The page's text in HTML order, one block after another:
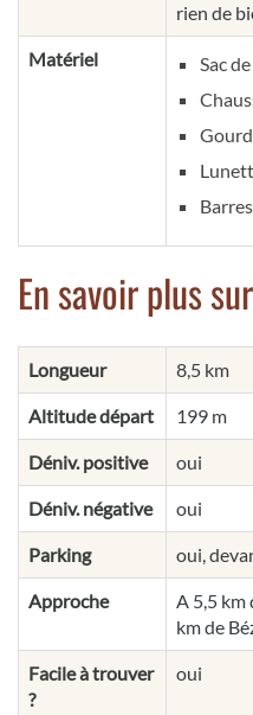
rien de
Matériel
Sac
En savoir plus
Longueur 8,5 km
Altitude départ 199 m
Déniv. positive oui
Déniv. négative oui
Parking oui,
Approche
A 5,5 km
km de
Facile à trouver
?
oui